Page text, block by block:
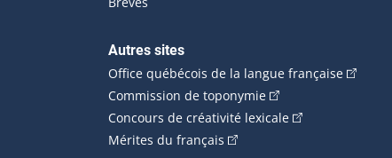
Autres sites
Office québécois de la langue française(Cet
Commission de toponymie(Cet hyperlien
Concours de créativité lexicale(Cet hyperlien
Mérites du français (Cet hyperlien externe